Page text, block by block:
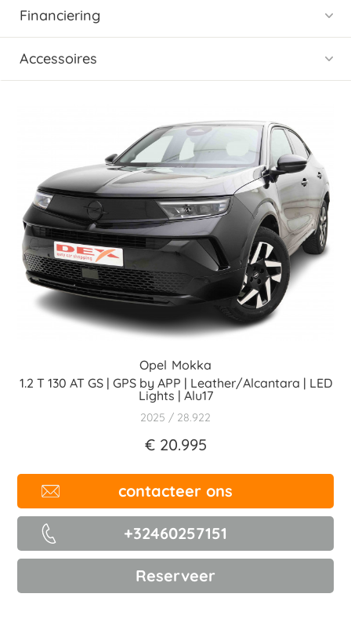
Financiering
Accessoires
Opel Mokka
1.2 T 130 AT GS | GPS by APP | Leather/Alcantara | LED
Lights | Alu17
2025 28.922
€ 20.995
contacteer ons
+32460257151
Reserveer